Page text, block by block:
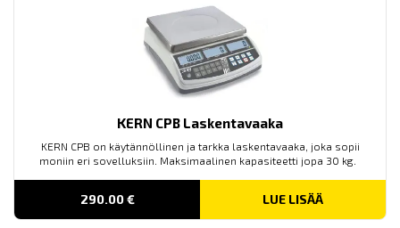
KERN CPB Laskentavaaka
KERN CPB on käytännöllinen ja tarkka laskentavaaka, joka sopii
moniin eri sovelluksiin. Maksimaalinen kapasiteetti jopa 30 kg.
290.00€ LUE LISÄÄ